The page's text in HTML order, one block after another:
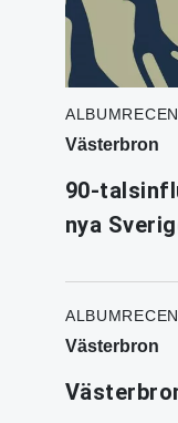
Västerbron
90-
nya
Västerbron